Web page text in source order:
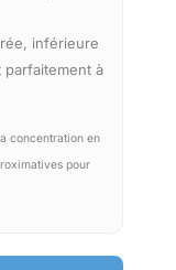
inférieure
à
concentration en
pour